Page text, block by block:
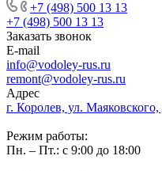
+7 (498) 500 13 13
+7 (498) 500 13 13
Заказать звонок
E-mail
info@vodoley-rus.ru
remont@vodoley-rus.ru
Адрес
г. Королев, ул.
Режим работы:
Пн. – Пт.: с 9:00 до 18:00